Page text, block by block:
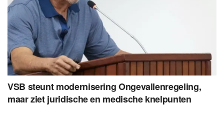
VSB steunt modernisering Ongevallenregeling,
maar ziet juridische en medische knelpunten